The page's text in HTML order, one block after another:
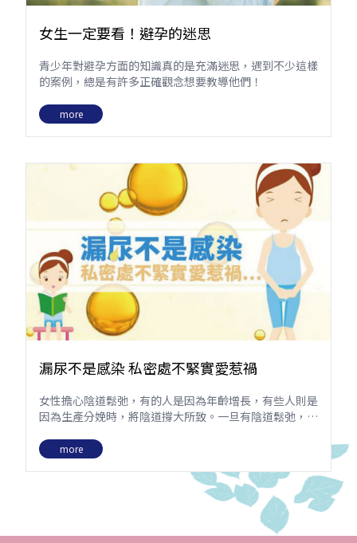
女生一定要看！避孕的迷思
青少年對避孕方面的知識真的是充滿迷思，遇到不少這樣
的案例，總是有許多正確觀念想要教導他們！
more
漏尿不是感染 私密處不緊實愛惹禍
女性擔心陰道鬆弛，有的人是因為年齡增長，有些人則是
因為生產分娩時，將陰道撐大所致。一旦有陰道鬆弛，就
道會放屁「陰吹」的困擾，感覺非常尷尬！
more